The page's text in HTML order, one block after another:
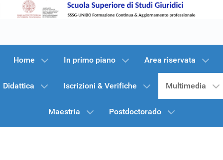
Home In primo piano Area riservata
Didattica Iscrizioni & Verifiche Multimedia
Maestria Postdoctorado